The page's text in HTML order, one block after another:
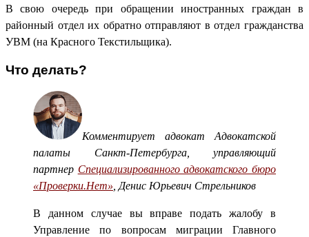
В свою очередь при обращении иностранных граждан в
районный отдел их обратно отправляют в отдел гражданства
УВМ (на Красного Текстильщика).
Что делать?
Комментирует адвокат Адвокатской
палаты Санкт-Петербурга, управляющий
партнер Специализированного адвокатского бюро
«Проверки.Нет» , Денис Юрьевич Стрельников
В данном случае вы вправе подать жалобу в
Управление по вопросам миграции Главного